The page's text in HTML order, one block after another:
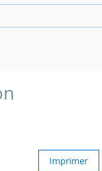
Imprimer